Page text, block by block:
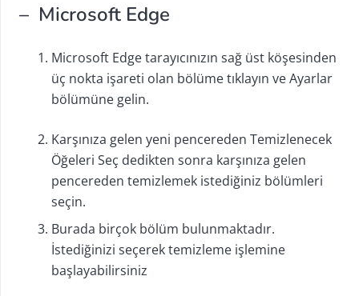
– Microsoft Edge
Microsoft Edge tarayıcınızın sağ üst köşesinden
üç nokta işareti olan bölüme tıklayın ve Ayarlar
bölümüne gelin.
Karşınıza gelen yeni pencereden Temizlenecek
Öğeleri Seç dedikten sonra karşınıza gelen
pencereden temizlemek istediğiniz bölümleri
seçin.
Burada birçok bölüm bulunmaktadır.
İstediğinizi seçerek temizleme işlemine
başlayabilirsiniz